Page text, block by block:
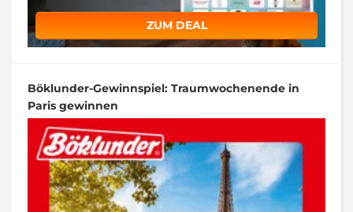
ZUM DEAL
Böklunder-Gewinnspiel: Traumwochenende in
Paris gewinnen